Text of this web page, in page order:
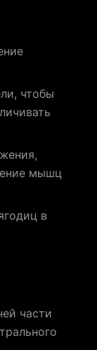
чтобы
мышц
в
части